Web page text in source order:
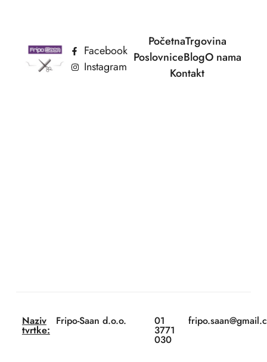
PočetnaTrgovina
PoslovniceBlogO nama
Kontakt
Facebook
Instagram
Naziv
tvrtke:
Fripo-Saan d.o.o. 01
3771
030